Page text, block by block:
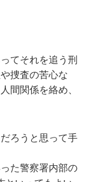
てそれを追う刑
捜査の苦心な
間関係を絡め、
ろうと思って手
た警察署内部の